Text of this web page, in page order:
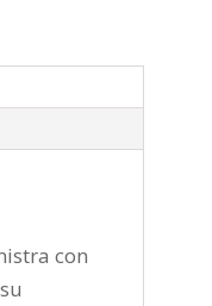
con